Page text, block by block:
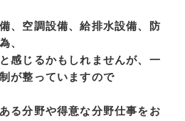
、空調設備、給排水設備、防
、
感じるかもしれませんが、一
が整っていますので
る分野や得意な分野仕事をお